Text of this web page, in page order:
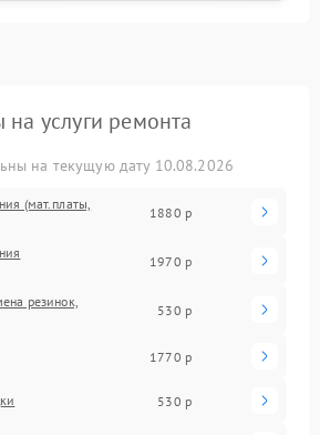
услуги ремонта
на текущую дату 10.08.2026
(мат.платы,
1880 р
1970 р
резинок,
530 р
1770 р
530 р